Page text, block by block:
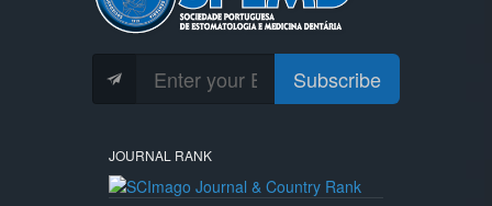
Subscribe
JOURNAL RANK